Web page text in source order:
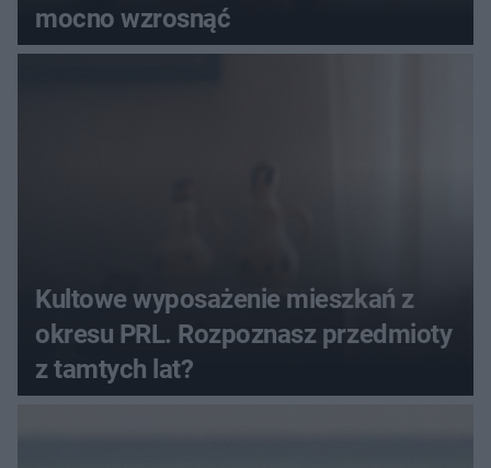
mocno wzrosnąć
Kultowe wyposażenie mieszkań z
okresu PRL. Rozpoznasz przedmioty
z tamtych lat?